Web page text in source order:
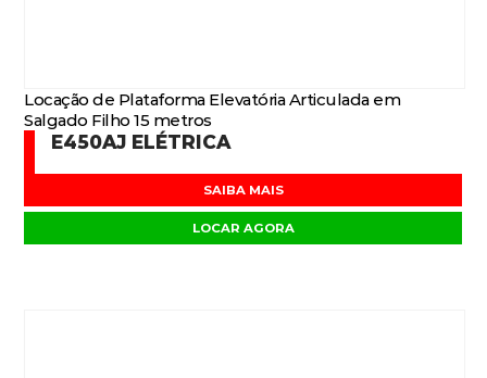
Locação de Plataforma Elevatória Articulada em
Salgado Filho 15 metros
E450AJ ELÉTRICA
SAIBA MAIS
LOCAR AGORA